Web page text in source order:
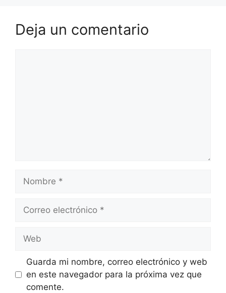
Deja un comentario
Nombre
Correo
Web
Guarda mi nombre, correo electrónico y web
en este navegador para la próxima vez que
comente.